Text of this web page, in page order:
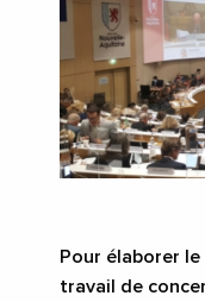
Pour élaborer
travail de